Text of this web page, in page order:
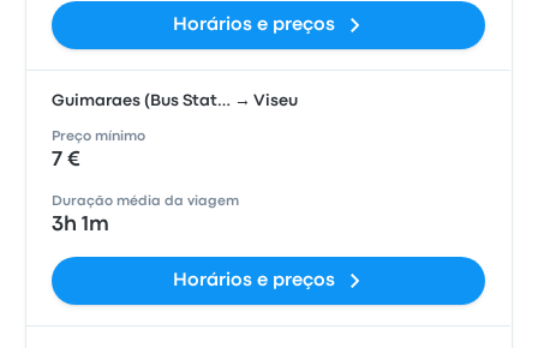
Horários e preços
Guimaraes (Bus Stat… → Viseu
Preço mínimo
7 €
Duração média da viagem
3h 1m
Horários e preços